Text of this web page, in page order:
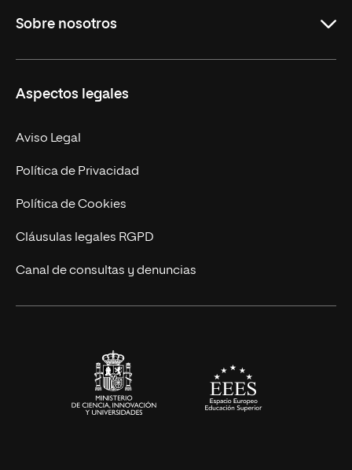
Derecho
Empresa
MBA
Marketing y Comunicación
Ingeniería
Diseño
Ciencias de la Salud
Sobre nosotros
Nuestro Equipo
Contacto
Aspectos legales
Aviso Legal
Política de Privacidad
Política de Cookies
Cláusulas legales RGPD
Canal de consultas y denuncias